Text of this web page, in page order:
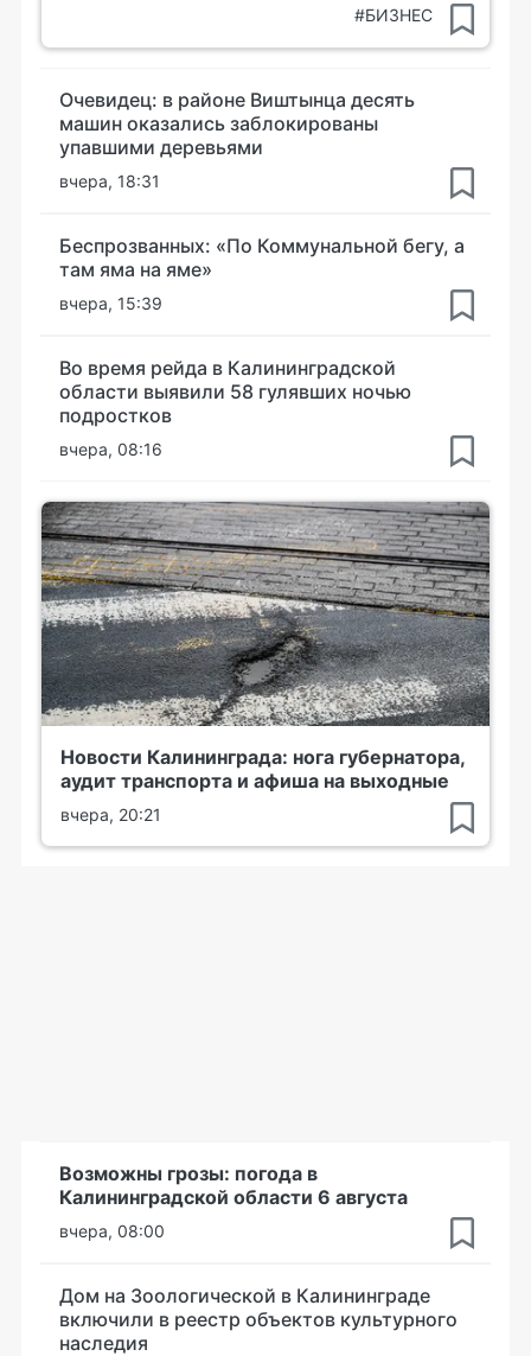
#БИЗНЕС
Очевидец: в районе Виштынца десять
машин оказались заблокированы
упавшими деревьями
вчера, 18:31
Беспрозванных: «По Коммунальной бегу, а
там яма на яме»
вчера, 15:39
Во время рейда в Калининградской
области выявили 58 гулявших ночью
подростков
вчера, 08:16
Новости Калининграда: нога губернатора,
аудит транспорта и афиша на выходные
вчера, 20:21
Возможны грозы: погода в
Калининградской области 6 августа
вчера, 08:00
Дом на Зоологической в Калининграде
включили в реестр объектов культурного
наследия